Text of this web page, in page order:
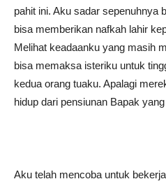
pahit ini. Aku sadar sepenuhnya
bisa memberikan nafkah lahir
Melihat keadaanku yang masih
bisa memaksa isteriku untuk
kedua orang tuaku. Apalagi
hidup dari pensiunan Bapak
Aku telah mencoba untuk